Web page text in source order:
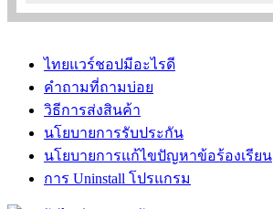
ไทยแวร์ชอปมีอะไรดี
คำถามที่ถามบ่อย
วิธีการส่งสินค้า
นโยบายการรับประกัน
นโยบายการแก้ไขปัญหาข้อร้องเรียน
การ Uninstall โปรแกรม